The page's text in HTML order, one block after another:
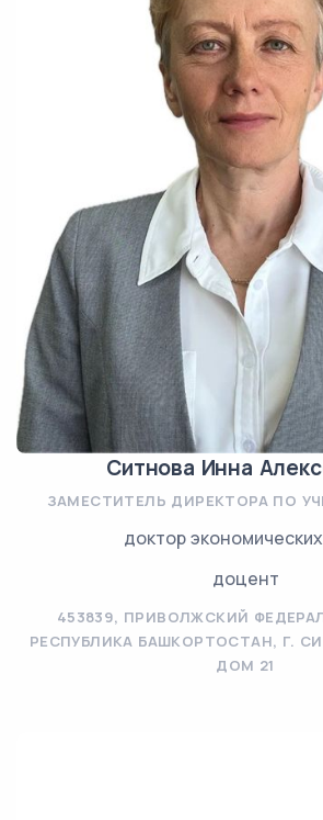
Ситнова Инна
ЗАМЕСТИТЕЛЬ ДИРЕКТОРА ПО
доктор
доцент
453839, ПРИВОЛЖСКИЙ
РЕСПУБЛИКА БАШКОРТОСТАН, Г.
ДОМ 21